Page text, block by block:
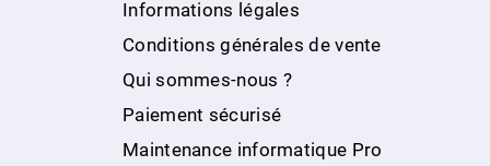
Informations légales
Conditions générales de vente
Qui sommes-nous ?
Paiement sécurisé
Maintenance informatique Pro